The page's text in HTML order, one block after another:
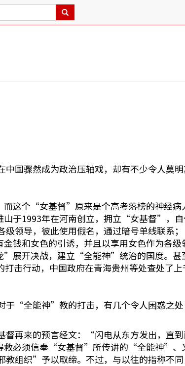
国骤然成为政治压轴戏，却有不少令人莫明
这个“女基督”原来是个高考落榜的神经病
山于1993年在河南创立，拥立“女基督”，
级领导，彼此使用假名，通过暗号单线联系
钱和女色的引诱，并且以享用女色作为各级
展开决战，建立“全能神”统治的国度。甚
击行动，中国政府在青海贵州等处查处了
于“全能神”教的打击，有几个令人困惑之处
来的预言经文：“闪电从东方发出，直到
救必须信奉“女基督”所传讲的“全能神”、
组织”予以取缔。不过，与以往的指称不